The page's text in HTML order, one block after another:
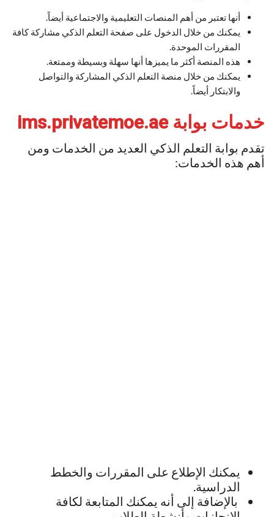
أنها تعتبر من أهم المنصات التعليمية والاجتماعية أيضاً.
يمكنك من خلال الدخول على صفحة التعلم الذكي مشاركة كافة
المقررات الموحدة.
هذه المنصة أكثر ما يميزها أنها سهلة وبسيطة وممتعة.
يمكنك من خلال منصة التعلم الذكي المشاركة والتواصل
والابتكار أيضاً.
خدمات بوابة ims.privatemoe.ae
تقدم بوابة التعلم الذكي العديد من الخدمات ومن
أهم هذه الخدمات:
يمكنك الإطلاع على المقررات والخطط
الدراسية.
بالإضافة إلى أنه يمكنك المتابعة لكافة